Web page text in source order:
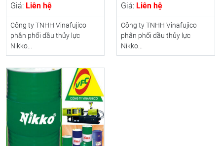
Giá: Liên hệ
Công ty TNHH Vinafujico
phân phối dầu thủy lực
Nikko...
Giá: Liên hệ
Công ty TNHH Vinafujico
phân phối dầu thủy lực
Nikko...